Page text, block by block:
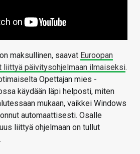
maksullinen, saavat Euroopan
liittyä päivitysohjelmaan ilmaiseksi.
Opettajan mies -
käydään läpi helposti, miten
mukaan, vaikkei Windows
automaattisesti. Osalle
liittyä ohjelmaan on tullut